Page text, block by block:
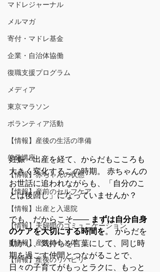
マドレジャーナル
メルマガ
寄付・マドレ基金
企業・自治体協働
復職支援プログラム
メディア
東京マラソン
ボランティア活動
【情報】産後の生活の準備
啓発講座
【情報】赤ちゃんの状態
【情報】産前のセルフケア
【情報】出産と入退院
【情報】夫婦間のコミュニケーション
【情報】産後の心と体
【情報】産後のリハビリ
妊娠・出産を経て、からだもこころも
大きく変化するこの時期。 赤ちゃんの
お世話に追われながらも、「自分のこ
とは後回し」になっていませんか？
でも、だからこそ―― まずは自分自身
のケアを大切にする時間を。 からだを
動かし、気持ちを言葉にして、同じ時
期を過ごす仲間とつながることで、
日々の子育てがもっとラクに、もっと